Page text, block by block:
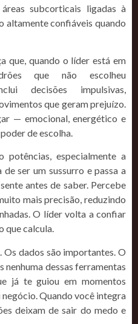
subcorticais ligadas à
altamente confiáveis quando
que, quando o líder está em
que não escolheu
decisões impulsivas,
que geram prejuízo.
— emocional, energético e
de escolha.
especialmente a
ser um sussurro e passa a
antes de saber. Percebe
mais precisão, reduzindo
O líder volta a confiar
que calcula.
dados são importantes. O
nenhuma dessas ferramentas
já te guiou em momentos
negócio. Quando você integra
deixam de sair do medo e